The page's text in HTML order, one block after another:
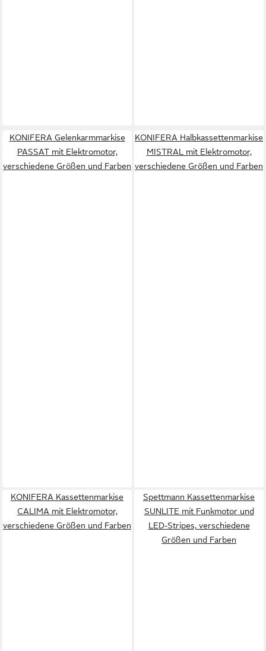
KONIFERA Gelenkarmmarkise
PASSAT mit Elektromotor,
verschiedene Größen und Farben
KONIFERA Halbkassettenmarkise
MISTRAL mit Elektromotor,
verschiedene Größen und Farben
KONIFERA Kassettenmarkise
CALIMA mit Elektromotor,
verschiedene Größen und Farben
Spettmann Kassettenmarkise
SUNLITE mit Funkmotor und
LED-Stripes, verschiedene
Größen und Farben